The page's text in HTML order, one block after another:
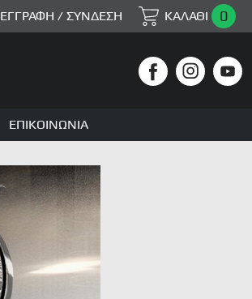
ΕΓΓΡΑΦΗ / ΣΥΝΔΕΣΗ ΚΑΛΑΘΙ 0
ΕΠΙΚΟΙΝΩΝΙΑ